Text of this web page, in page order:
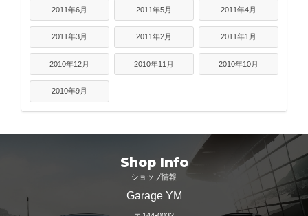
2011年6月 2011年5月 2011年4月
2011年3月 2011年2月 2011年1月
2010年12月 2010年11月 2010年10月
2010年9月
Shop Info
ショップ情報
Garage YM